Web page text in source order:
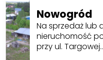
Nowogród
Na sprzedaż lub
nieruchomość
przy ul.